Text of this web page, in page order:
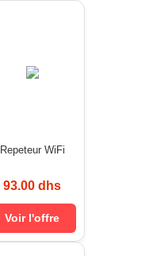
Repeteur WiFi
93.00 dhs
Voir l'offre